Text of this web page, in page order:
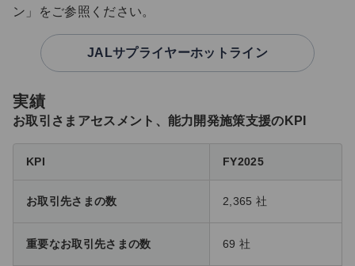
ン」をご参照ください。
JALサプライヤーホットライン
実績
お取引さまアセスメント、能力開発施策支援のKPI
KPI FY2025
お取引先さまの数 2,365 社
重要なお取引先さまの数 69 社